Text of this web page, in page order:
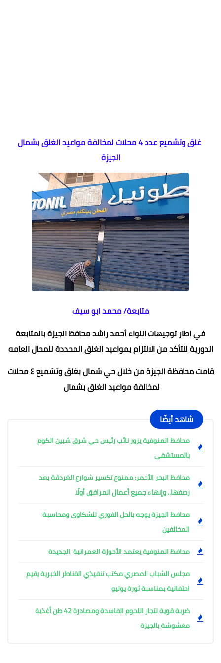
غلق وتشميع عدد 4 محلات لمخالفة مواعيد الغلق بشمال
الجيزة
متابعة/ محمد ابو سيف
في اطار توجيهات اللواء أحمد راشد محافظ الجيزة بالمتابعة
الدورية للتأكد من الالتزام بمواعيد الغلق المحددة للمحال العامه
قامت محافظة الجيزة من خلال حي شمال بغلق وتشميع ٤ محلات
لمخالفة مواعيد الغلق بشمال
شاهد أيضًا
محافظ المنوفية يزور نائب رئيس حي شرق شبين الكوم
بالمستشفى
محافظ البحر الأحمر: ممنوع تكسير شوارع الغردقة بعد
رصفها.. وإنهاء جميع أعمال المرافق أولًا
محافظ الجيزة يوجه بالحل الفوري للشكاوى ومحاسبة
المخالفين
محافظ المنوفية يعتمد الأحوزة العمرانية الجديدة
مجلس الشباب المصري مكتب تنفيذي القناطر الخبرية يقيم
احتفالية بمناسبة ثورة يوليو
ضربة قوية لتجار اللحوم الفاسدة ومصادرة 42 طن أغذية
مغشوشة بالجيزة